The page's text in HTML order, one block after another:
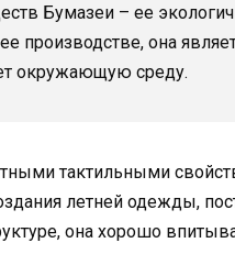
Бумазеи – ее
производстве, она
окружающую среду.
тактильными
летней одежды,
она хорошо